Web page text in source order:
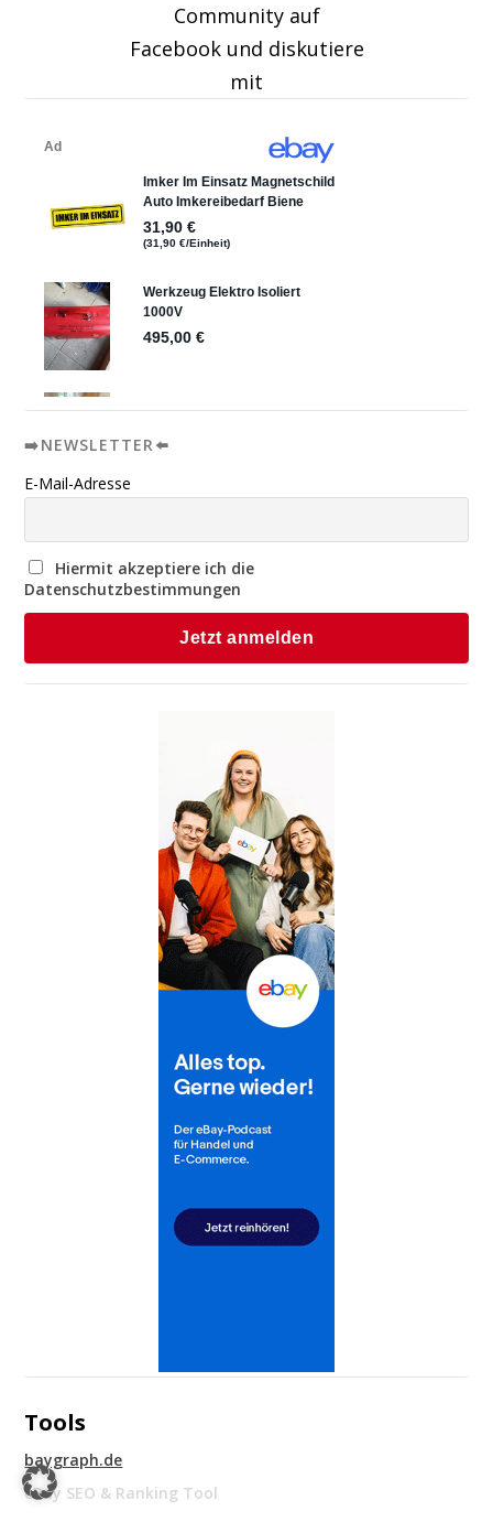
Community auf
Facebook und diskutiere
mit
➡️NEWSLETTER⬅️
E-Mail-Adresse
Hiermit akzeptiere ich die
Datenschutzbestimmungen
Tools
baygraph.de
eBay SEO & Ranking Tool